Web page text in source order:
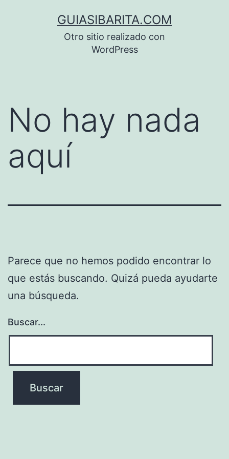
GUIASIBARITA.COM
Otro sitio realizado con
WordPress
No hay nada
aquí
Parece que no hemos podido encontrar lo
que estás buscando. Quizá pueda ayudarte
una búsqueda.
Buscar...